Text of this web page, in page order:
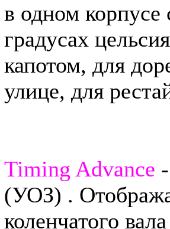
в одном
градусах
капотом, для
улице, для
Timing Advance
(УОЗ) .
коленчатого